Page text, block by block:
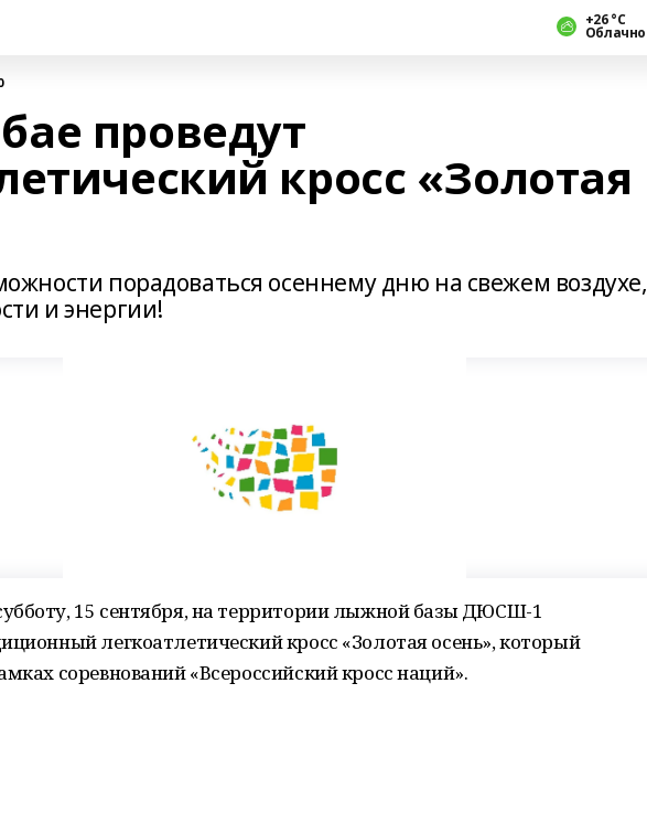
+26 °С
Облачно
проведут
кросс «Золотая
порадоваться осеннему дню на свежем воздухе,
и энергии!
15 сентября, на территории лыжной базы ДЮСШ-1
легкоатлетический кросс «Золотая осень», который
соревнований «Всероссийский кросс наций».